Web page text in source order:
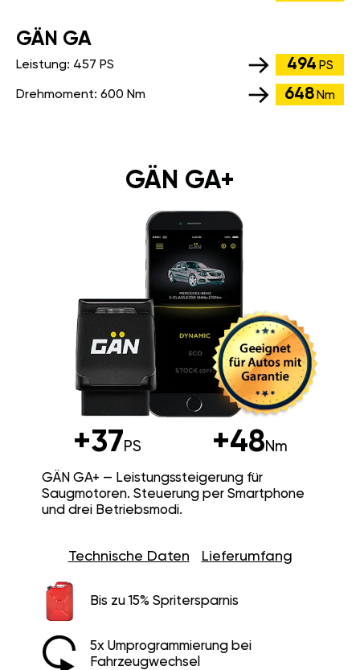
GÄN GA
Leistung: 457 PS 494 PS
Drehmoment: 600 Nm 648 Nm
GÄN GA+
+37PS +48Nm
GÄN GA+ — Leistungssteigerung für
Saugmotoren. Steuerung per Smartphone
und drei Betriebsmodi.
Technische Daten Lieferumfang
Bis zu 15% Spritersparnis
5x Umprogrammierung bei
Fahrzeugwechsel